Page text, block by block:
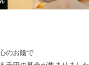
のお陰で